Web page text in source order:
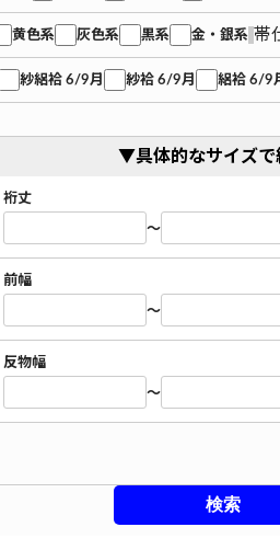
黄色系 灰色系 黒系 金・銀系 帯
紗絽袷 6/9月 紗袷 6/9月 絽袷 6/9
▼具体的なサイズ
裄丈
～
前幅
～
反物幅
～